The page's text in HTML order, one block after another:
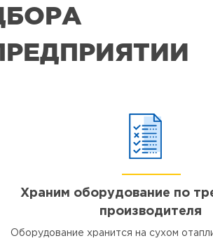
Храним оборудование по
производителя
Оборудование хранится на сухом